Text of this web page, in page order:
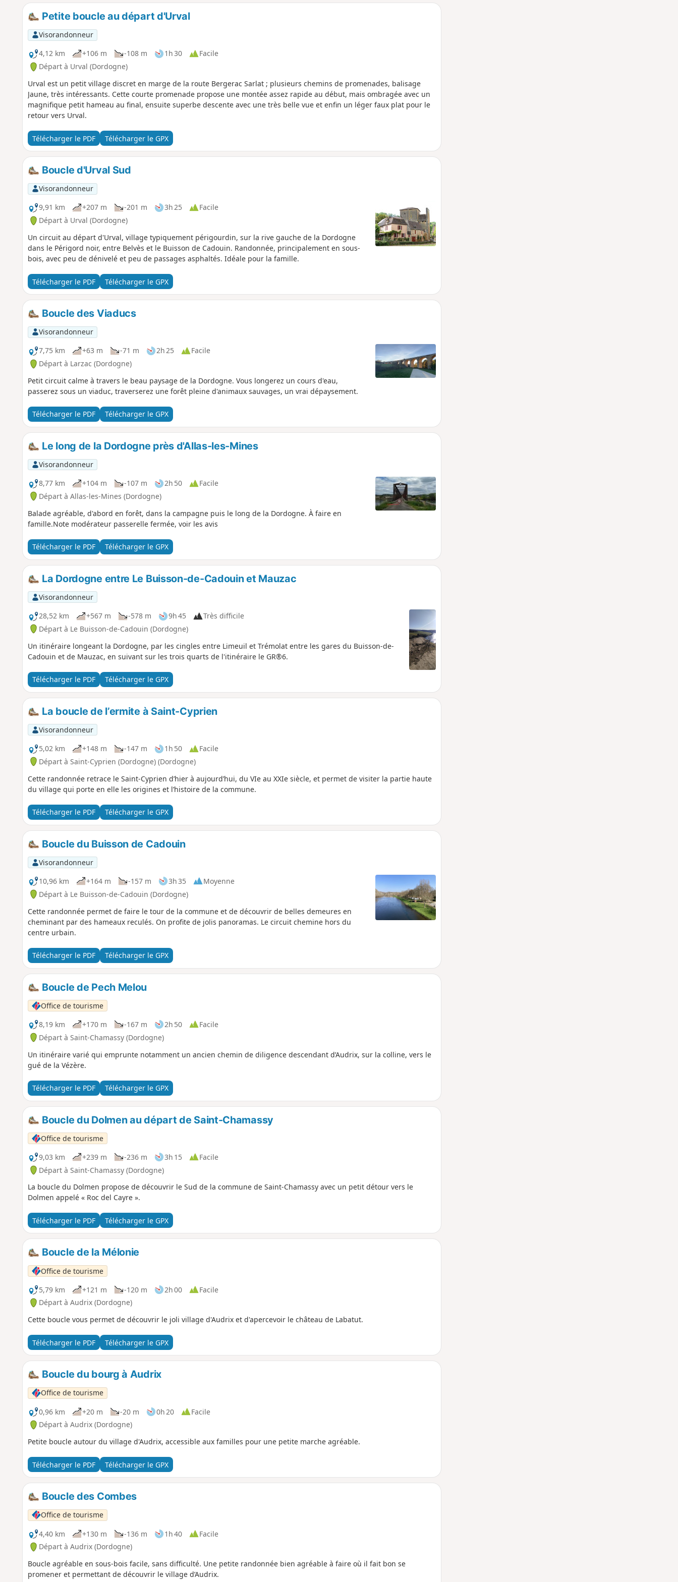
Petite boucle au départ d'Urval
Visorandonneur
4,12 km
+106 m -108 m 1h 30
Facile
Départ à Urval (Dordogne)
Urval est un petit village discret en marge de la route Bergerac Sarlat ; plusieurs chemins de promenades, balisage
Jaune, très intéressants. Cette courte promenade propose une montée assez rapide au début, mais ombragée avec un
magnifique petit hameau au final, ensuite superbe descente avec une très belle vue et enfin un léger faux plat pour le
retour vers Urval.
Télécharger le PDF Télécharger le GPX
Boucle d'Urval Sud
Visorandonneur
9,91 km
+207 m -201 m 3h 25
Facile
Départ à Urval (Dordogne)
Un circuit au départ d'Urval, village typiquement périgourdin, sur la rive gauche de la Dordogne
dans le Périgord noir, entre Belvès et le Buisson de Cadouin. Randonnée, principalement en sous-
bois, avec peu de dénivelé et peu de passages asphaltés. Idéale pour la famille.
Télécharger le PDF Télécharger le GPX
Boucle des Viaducs
Visorandonneur
7,75 km
+63 m -71 m 2h 25
Facile
Départ à Larzac (Dordogne)
Petit circuit calme à travers le beau paysage de la Dordogne. Vous longerez un cours d'eau,
passerez sous un viaduc, traverserez une forêt pleine d'animaux sauvages, un vrai dépaysement.
Télécharger le PDF Télécharger le GPX
Le long de la Dordogne près d'Allas-les-Mines
Visorandonneur
8,77 km
+104 m -107 m 2h 50
Facile
Départ à Allas-les-Mines (Dordogne)
Balade agréable, d'abord en forêt, dans la campagne puis le long de la Dordogne. À faire en
famille.Note modérateur passerelle fermée, voir les avis
Télécharger le PDF Télécharger le GPX
La Dordogne entre Le Buisson-de-Cadouin et Mauzac
Visorandonneur
28,52 km
+567 m -578 m 9h 45
Très difficile
Départ à Le Buisson-de-Cadouin (Dordogne)
Un itinéraire longeant la Dordogne, par les cingles entre Limeuil et Trémolat entre les gares du Buisson-de-
Cadouin et de Mauzac, en suivant sur les trois quarts de l'itinéraire le GR®6.
Télécharger le PDF Télécharger le GPX
La boucle de l’ermite à Saint-Cyprien
Visorandonneur
5,02 km
+148 m -147 m 1h 50
Facile
Départ à Saint-Cyprien (Dordogne) (Dordogne)
Cette randonnée retrace le Saint-Cyprien d’hier à aujourd’hui, du VIe au XXIe siècle, et permet de visiter la partie haute
du village qui porte en elle les origines et l’histoire de la commune.
Télécharger le PDF Télécharger le GPX
Boucle du Buisson de Cadouin
Visorandonneur
10,96 km
+164 m -157 m 3h 35
Moyenne
Départ à Le Buisson-de-Cadouin (Dordogne)
Cette randonnée permet de faire le tour de la commune et de découvrir de belles demeures en
cheminant par des hameaux reculés. On profite de jolis panoramas. Le circuit chemine hors du
centre urbain.
Télécharger le PDF Télécharger le GPX
Boucle de Pech Melou
Office de tourisme
8,19 km
+170 m -167 m 2h 50
Facile
Départ à Saint-Chamassy (Dordogne)
Un itinéraire varié qui emprunte notamment un ancien chemin de diligence descendant d’Audrix, sur la colline, vers le
gué de la Vézère.
Télécharger le PDF Télécharger le GPX
Boucle du Dolmen au départ de Saint-Chamassy
Office de tourisme
9,03 km
+239 m -236 m 3h 15
Facile
Départ à Saint-Chamassy (Dordogne)
La boucle du Dolmen propose de découvrir le Sud de la commune de Saint-Chamassy avec un petit détour vers le
Dolmen appelé « Roc del Cayre ».
Télécharger le PDF Télécharger le GPX
Boucle de la Mélonie
Office de tourisme
5,79 km
+121 m -120 m 2h 00
Facile
Départ à Audrix (Dordogne)
Cette boucle vous permet de découvrir le joli village d'Audrix et d'apercevoir le château de Labatut.
Télécharger le PDF Télécharger le GPX
Boucle du bourg à Audrix
Office de tourisme
0,96 km
+20 m -20 m 0h 20
Facile
Départ à Audrix (Dordogne)
Petite boucle autour du village d'Audrix, accessible aux familles pour une petite marche agréable.
Télécharger le PDF Télécharger le GPX
Boucle des Combes
Office de tourisme
4,40 km
+130 m -136 m 1h 40
Facile
Départ à Audrix (Dordogne)
Boucle agréable en sous-bois facile, sans difficulté. Une petite randonnée bien agréable à faire où il fait bon se
promener et permettant de découvrir le village d’Audrix.